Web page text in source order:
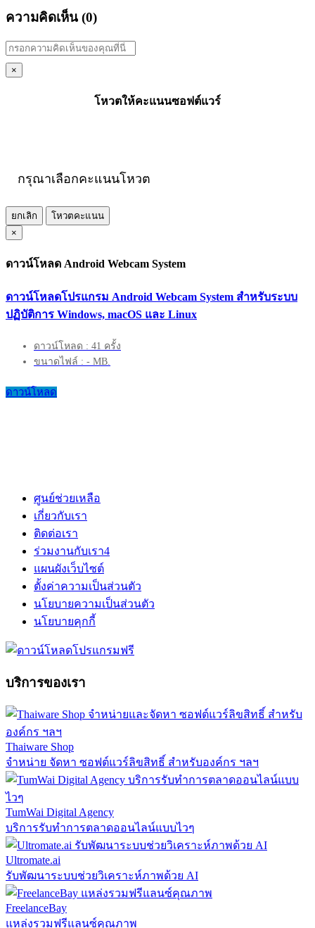
ความคิดเห็น (0)
×
โหวตให้คะแนนซอฟต์แวร์
กรุณาเลือกคะแนนโหวต
ยกเลิก
โหวตคะแนน
×
ดาวน์โหลด Android Webcam System
ดาวน์โหลดโปรแกรม Android Webcam System สำหรับระบบ
ปฏิบัติการ Windows, macOS และ Linux
ดาวน์โหลด : 41 ครั้ง
ขนาดไฟล์ : - MB.
ดาวน์โหลด
ศูนย์ช่วยเหลือ
เกี่ยวกับเรา
ติดต่อเรา
ร่วมงานกับเรา4
แผนผังเว็บไซต์
ตั้งค่าความเป็นส่วนตัว
นโยบายความเป็นส่วนตัว
นโยบายคุกกี้
บริการของเรา
Thaiware Shop
จำหน่าย จัดหา ซอฟต์แวร์ลิขสิทธิ์ สำหรับองค์กร ฯลฯ
TumWai Digital Agency
บริการรับทำการตลาดออนไลน์แบบไวๆ
Ultromate.ai
รับพัฒนาระบบช่วยวิเคราะห์ภาพด้วย AI
FreelanceBay
แหล่งรวมฟรีแลนซ์คุณภาพ